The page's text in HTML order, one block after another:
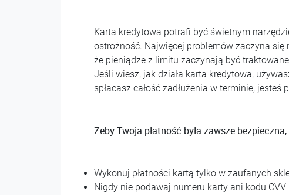
Karta kredytowa potrafi być świetnym
ostrożność. Najwięcej problemów zaczyna się
że pieniądze z limitu zaczynają być
Jeśli wiesz, jak działa karta kredytowa,
spłacasz całość zadłużenia w terminie, jesteś
Żeby Twoja płatność była zawsze
Wykonuj płatności kartą tylko w zaufanych
Nigdy nie podawaj numeru karty ani kodu